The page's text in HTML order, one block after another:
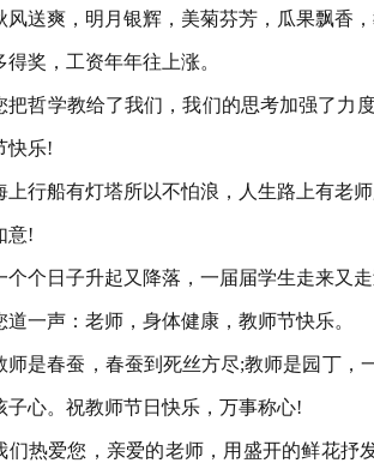
风送爽，明月银辉，美菊芬芳，瓜果飘香
得奖，工资年年往上涨。
把哲学教给了我们，我们的思考加强了力
快乐!
上行船有灯塔所以不怕浪，人生路上有老
意!
个个日子升起又降落，一届届学生走来又
道一声：老师，身体健康，教师节快乐。
师是春蚕，春蚕到死丝方尽;教师是园丁
子心。祝教师节日快乐，万事称心!
们热爱您，亲爱的老师，用盛开的鲜花